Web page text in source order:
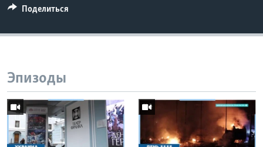
Поделиться
Эпизоды